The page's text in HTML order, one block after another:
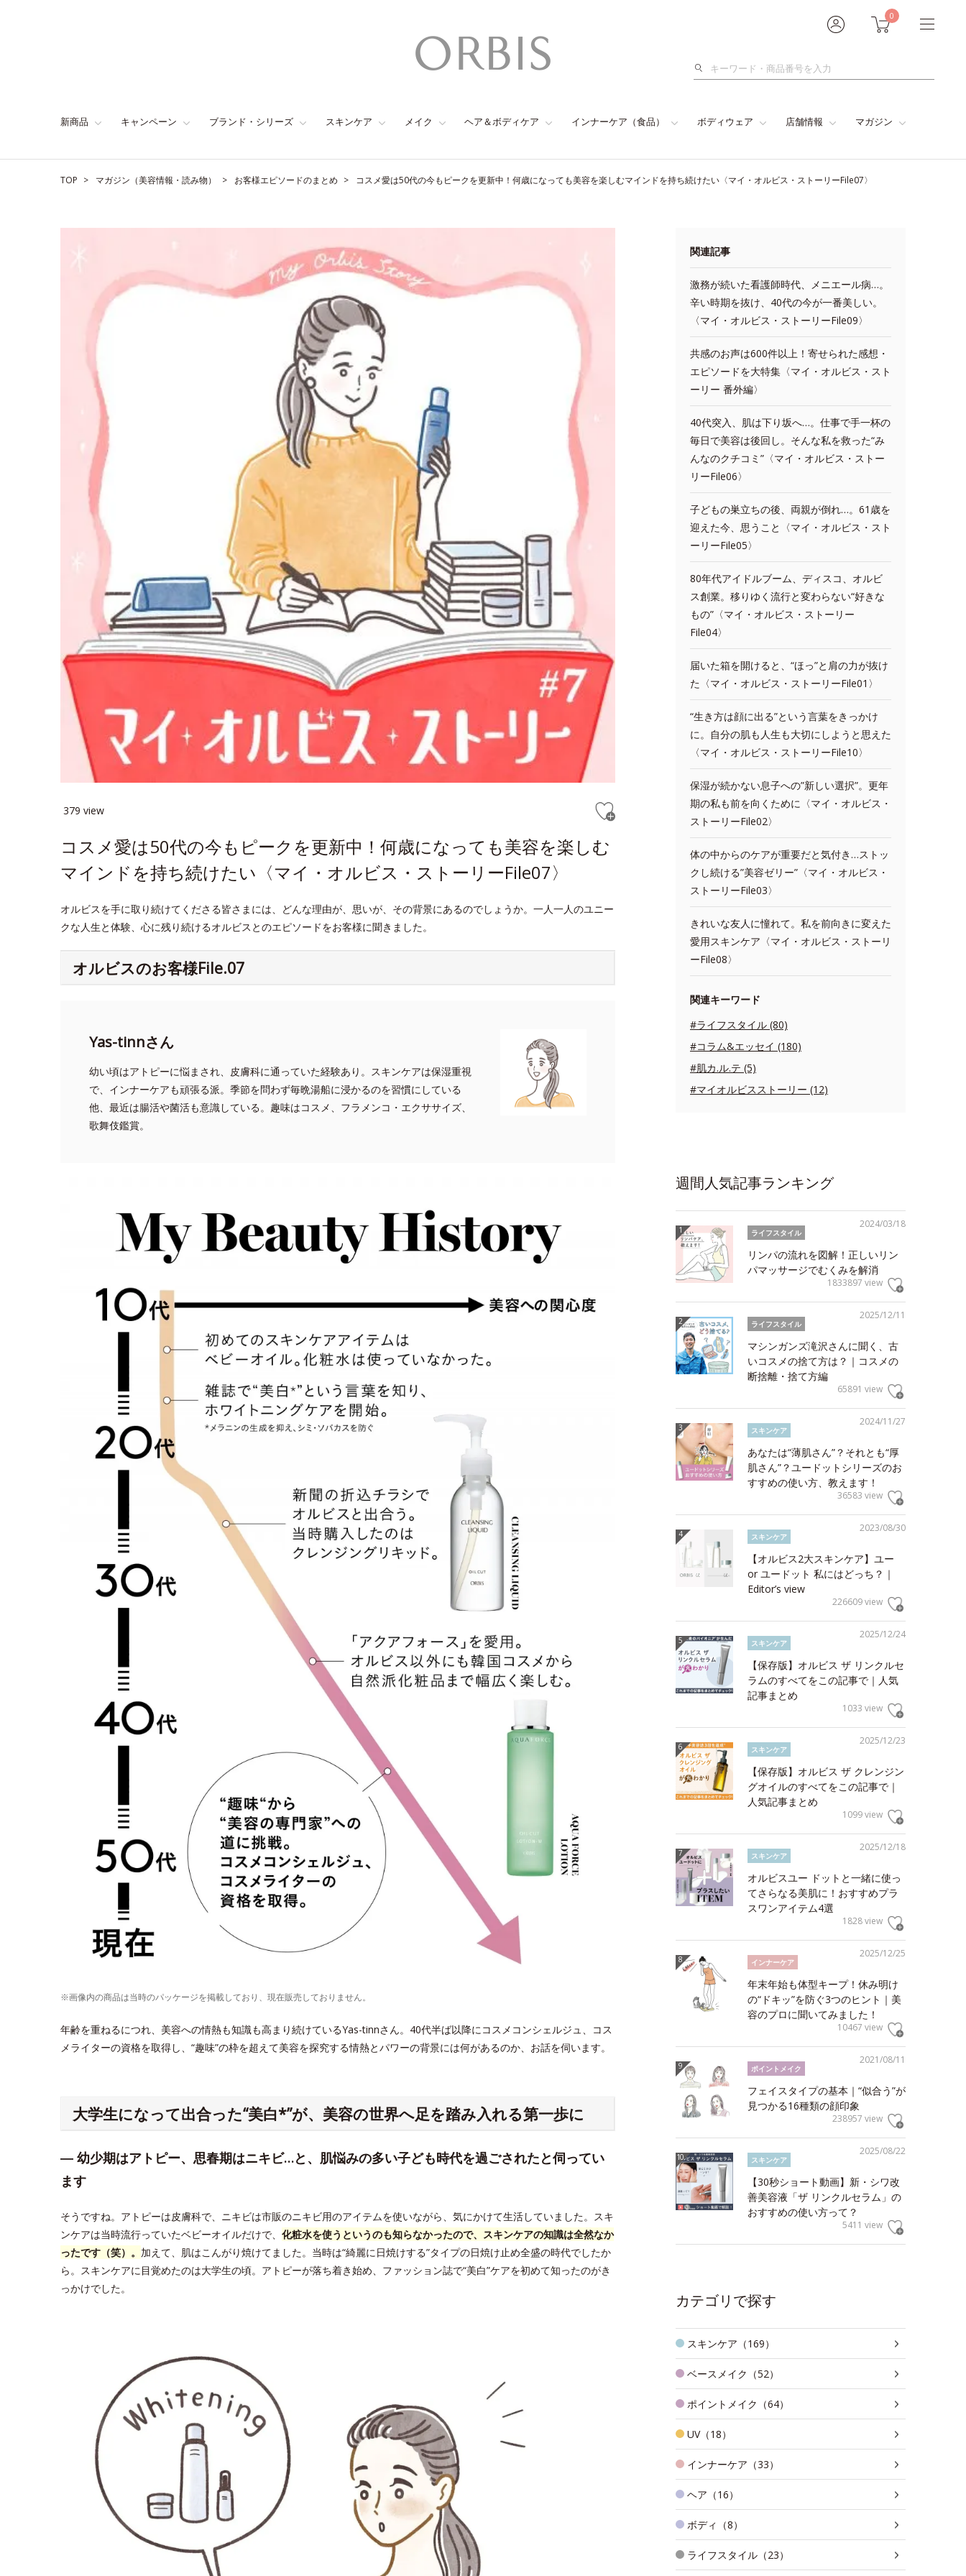
0
検
新商品 キャンペーン ブランド・シリーズ スキンケア メイク ヘア＆ボディケア インナーケア（食品） ボディウェア 店舗情報 マガジン
TOP マガジン（美容情報・読み物） お客様エピソードのまとめ コスメ愛は50代の今もピークを更新中！何歳になっても美容を楽しむマインドを持ち続けたい〈マイ・オルビス・ストーリーFile07〉
379 view
コスメ愛は50代の今もピークを更新中！何歳になっても美容を楽しむ
マインドを持ち続けたい〈マイ・オルビス・ストーリーFile07〉
オルビスを手に取り続けてくださる皆さまには、どんな理由が、思いが、その背景にあるのでしょうか。一人一人のユニー
クな人生と体験、心に残り続けるオルビスとのエピソードをお客様に聞きました。
オルビスのお客様File.07
Yas-tinnさん
幼い頃はアトピーに悩まされ、皮膚科に通っていた経験あり。スキンケアは保湿重視
で、インナーケアも頑張る派。季節を問わず毎晩湯船に浸かるのを習慣にしている
他、最近は腸活や菌活も意識している。趣味はコスメ、フラメンコ・エクササイズ、
歌舞伎鑑賞。
※画像内の商品は当時のパッケージを掲載しており、現在販売しておりません。
年齢を重ねるにつれ、美容への情熱も知識も高まり続けているYas-tinnさん。40代半ば以降にコスメコンシェルジュ、コス
メライターの資格を取得し、“趣味”の枠を超えて美容を探究する情熱とパワーの背景には何があるのか、お話を伺います。
大学生になって出合った“美白*”が、美容の世界へ足を踏み入れる第一歩に
― 幼少期はアトピー、思春期はニキビ…と、肌悩みの多い子ども時代を過ごされたと伺ってい
ます
そうですね。アトピーは皮膚科で、ニキビは市販のニキビ用のアイテムを使いながら、気にかけて生活していました。スキ
ンケアは当時流行っていたベビーオイルだけで、 化粧水を使うというのも知らなかったので、スキンケアの知識は全然なか
ったです（笑）。 加えて、肌はこんがり焼けてました。当時は“綺麗に日焼けする”タイプの日焼け止め全盛の時代でしたか
ら。スキンケアに目覚めたのは大学生の頃。アトピーが落ち着き始め、ファッション誌で“美白”ケアを初めて知ったのがき
っかけでした。
関連記事
激務が続いた看護師時代、メニエール病…。
辛い時期を抜け、40代の今が一番美しい。
〈マイ・オルビス・ストーリーFile09〉
共感のお声は600件以上！寄せられた感想・
エピソードを大特集〈マイ・オルビス・スト
ーリー 番外編〉
40代突入、肌は下り坂へ…。仕事で手一杯の
毎日で美容は後回し。そんな私を救った“み
んなのクチコミ”〈マイ・オルビス・ストー
リーFile06〉
子どもの巣立ちの後、両親が倒れ…。61歳を
迎えた今、思うこと〈マイ・オルビス・スト
ーリーFile05〉
80年代アイドルブーム、ディスコ、オルビ
ス創業。移りゆく流行と変わらない“好きな
もの”〈マイ・オルビス・ストーリー
File04〉
届いた箱を開けると、“ほっ”と肩の力が抜け
た〈マイ・オルビス・ストーリーFile01〉
“生き方は顔に出る”という言葉をきっかけ
に。自分の肌も人生も大切にしようと思えた
〈マイ・オルビス・ストーリーFile10〉
保湿が続かない息子への”新しい選択”。更年
期の私も前を向くために〈マイ・オルビス・
ストーリーFile02〉
体の中からのケアが重要だと気付き…ストッ
クし続ける”美容ゼリー”〈マイ・オルビス・
ストーリーFile03〉
きれいな友人に憧れて。私を前向きに変えた
愛用スキンケア〈マイ・オルビス・ストーリ
ーFile08〉
関連キーワード
#ライフスタイル (80)
#コラム&エッセイ (180)
#肌カ.ル.テ (5)
#マイオルビスストーリー (12)
週間人気記事ランキング
2024/03/18
ライフスタイル
リンパの流れを図解！正しいリン
パマッサージでむくみを解消
1833897 view
2025/12/11
ライフスタイル
マシンガンズ滝沢さんに聞く、古
いコスメの捨て方は？｜コスメの
断捨離・捨て方編
65891 view
2024/11/27
スキンケア
あなたは“薄肌さん”？それとも“厚
肌さん”？ユードットシリーズのお
すすめの使い方、教えます！
36583 view
2023/08/30
スキンケア
【オルビス2大スキンケア】ユー
or ユードット 私にはどっち？｜
Editor’s view
226609 view
2025/12/24
スキンケア
【保存版】オルビス ザ リンクルセ
ラムのすべてをこの記事で｜人気
記事まとめ
1033 view
2025/12/23
スキンケア
【保存版】オルビス ザ クレンジン
グオイルのすべてをこの記事で｜
人気記事まとめ
1099 view
2025/12/18
スキンケア
オルビスユー ドットと一緒に使っ
てさらなる美肌に！おすすめプラ
スワンアイテム4選
1828 view
2025/12/25
インナーケア
年末年始も体型キープ！休み明け
の“ドキッ”を防ぐ3つのヒント｜美
容のプロに聞いてみました！
10467 view
2021/08/11
ポイントメイク
フェイスタイプの基本｜“似合う”が
見つかる16種類の顔印象
238957 view
2025/08/22
スキンケア
【30秒ショート動画】新・シワ改
善美容液「ザ リンクルセラム」の
おすすめの使い方って？
5411 view
カテゴリで探す
スキンケア（169）
ベースメイク（52）
ポイントメイク（64）
UV（18）
インナーケア（33）
ヘア（16）
ボディ（8）
ライフスタイル（23）